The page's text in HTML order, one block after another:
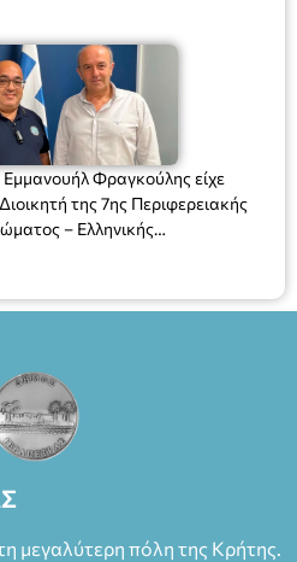
Φραγκούλης είχε
της 7ης Περιφερειακής
– Ελληνικής
Αρχιπλοίαρχο Λ.Σ. κ. Ιωάννη
μεγαλύτερη πόλη της Κρήτης.